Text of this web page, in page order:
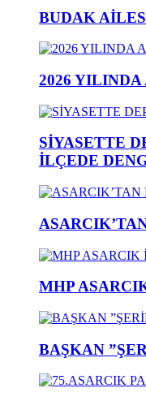
BUDAK
2026
SİYASETTE
İLÇEDE
MHP
BAŞKAN